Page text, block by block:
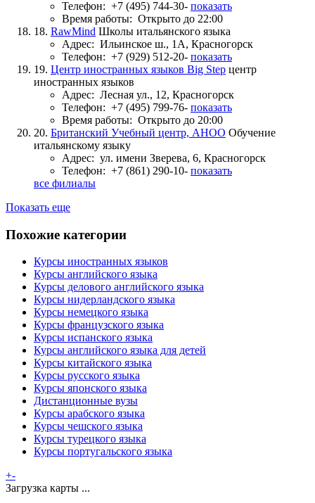
Телефон: +7 (495) 744-30- показать
Время работы: Открыто до 22:00
18. RawMind Школы итальянского языка
Адрес: Ильинское ш., 1А, Красногорск
Телефон: +7 (929) 512-20- показать
19. Центр иностранных языков Big Step центр
иностранных языков
Адрес: Лесная ул., 12, Красногорск
Телефон: +7 (495) 799-76- показать
Время работы: Открыто до 20:00
20. Британский Учебный центр, АНОО Обучение
итальянскому языку
Адрес: ул. имени Зверева, 6, Красногорск
Телефон: +7 (861) 290-10- показать
все филиалы
Показать еще
Похожие категории
Курсы иностранных языков
Курсы английского языка
Курсы делового английского языка
Курсы нидерландского языка
Курсы немецкого языка
Курсы французского языка
Курсы испанского языка
Курсы английского языка для детей
Курсы китайского языка
Курсы русского языка
Курсы японского языка
Дистанционные вузы
Курсы арабского языка
Курсы чешского языка
Курсы турецкого языка
Курсы португальского языка
+-
Загрузка карты ...